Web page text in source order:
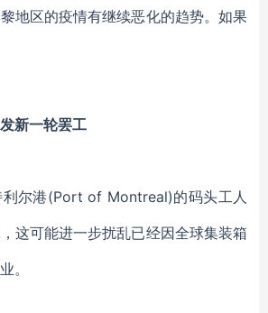
地区的疫情有继续恶化的趋势。如果
新一轮罢工
利尔港(Port of Montreal)的码头工人
这可能进一步扰乱已经因全球集装箱
。